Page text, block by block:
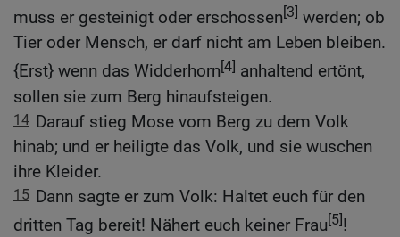
muss er gesteinigt oder erschossen[3] werden; ob
Tier oder Mensch, er darf nicht am Leben bleiben.
{Erst} wenn das Widderhorn[4] anhaltend ertönt,
sollen sie zum Berg hinaufsteigen.
14 Darauf stieg Mose vom Berg zu dem Volk
hinab; und er heiligte das Volk, und sie wuschen
ihre Kleider.
15 Dann sagte er zum Volk: Haltet euch für den
dritten Tag bereit! Nähert euch keiner Frau[5]!